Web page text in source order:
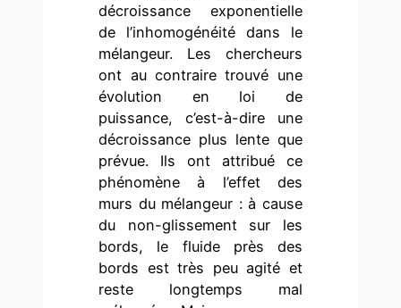
décroissance exponentielle
de l’inhomogénéité dans le
mélangeur. Les chercheurs
ont au contraire trouvé une
évolution en loi de
puissance, c’est-à-dire une
décroissance plus lente que
prévue. Ils ont attribué ce
phénomène à l’effet des
murs du mélangeur : à cause
du non-glissement sur les
bords, le fluide près des
bords est très peu agité et
reste longtemps mal